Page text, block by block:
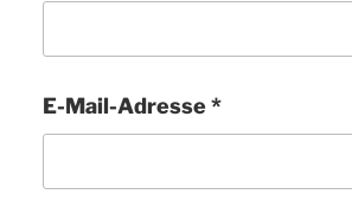
E-Mail-Adresse *